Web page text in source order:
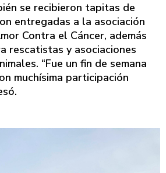
se recibieron tapitas de
entregadas a la asociación
Contra el Cáncer, además
rescatistas y asociaciones
“Fue un fin de semana
muchísima participación